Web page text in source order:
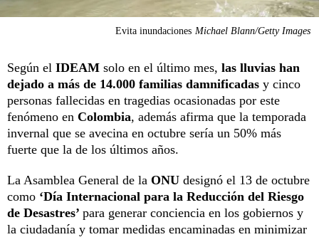
Evita inundaciones Michael Blann/Getty Images
Según el IDEAM solo en el último mes, las lluvias han
dejado a más de 14.000 familias damnificadas y cinco
personas fallecidas en tragedias ocasionadas por este
fenómeno en Colombia, además afirma que la temporada
invernal que se avecina en octubre sería un 50% más
fuerte que la de los últimos años.
La Asamblea General de la ONU designó el 13 de octubre
como ‘Día Internacional para la Reducción del Riesgo
de Desastres’ para generar conciencia en los gobiernos y
la ciudadanía y tomar medidas encaminadas en minimizar